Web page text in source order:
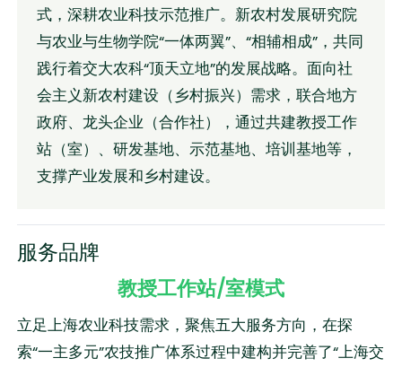
式，深耕农业科技示范推广。新农村发展研究院
与农业与生物学院“一体两翼”、“相辅相成”，共同
践行着交大农科“顶天立地”的发展战略。面向社
会主义新农村建设（乡村振兴）需求，联合地方
政府、龙头企业（合作社），通过共建教授工作
站（室）、研发基地、示范基地、培训基地等，
支撑产业发展和乡村建设。
服务品牌
教授工作站/室模式
立足上海农业科技需求，聚焦五大服务方向，在探
索“一主多元”农技推广体系过程中建构并完善了“上海交